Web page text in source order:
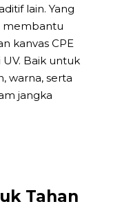
lain. Yang
membantu
kanvas CPE
UV. Baik untuk
warna, serta
jangka
Tahan